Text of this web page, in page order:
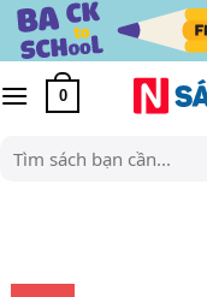
Skip
content
0
Tìm
kiếm: